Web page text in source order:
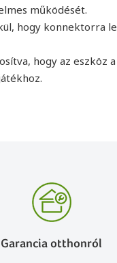
működését.
hogy konnektorra
hogy az eszköz
Garancia otthonról